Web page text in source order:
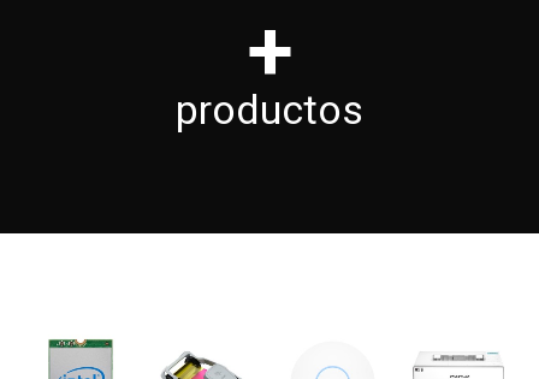
+
productos